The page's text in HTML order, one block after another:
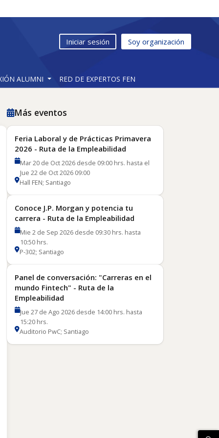
Iniciar sesión Soy organización
ALUMNI RED DE EXPERTOS FEN
Más eventos
Feria Laboral y de Prácticas Primavera
2026 - Ruta de la Empleabilidad
Mar 20 de Oct 2026 desde 09:00 hrs. hasta el
Jue 22 de Oct 2026 09:00
Hall FEN; Santiago
Conoce J.P. Morgan y potencia tu
carrera - Ruta de la Empleabilidad
Mie 2 de Sep 2026 desde 09:30 hrs. hasta
10:50 hrs.
P-302; Santiago
Panel de conversación: "Carreras en el
mundo Fintech" - Ruta de la
Empleabilidad
Jue 27 de Ago 2026 desde 14:00 hrs. hasta
15:20 hrs.
Auditorio PwC; Santiago